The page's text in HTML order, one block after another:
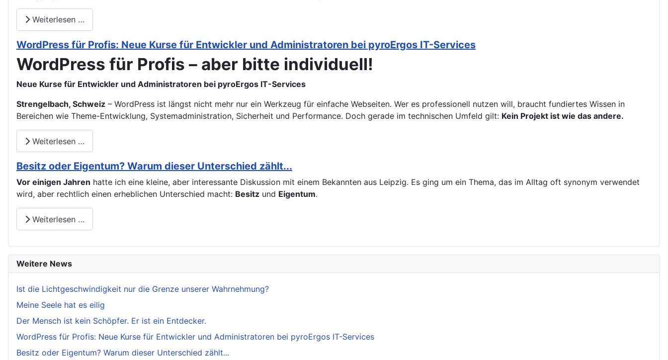
Weiterlesen …
WordPress für Profis: Neue Kurse für Entwickler und Administratoren bei pyroErgos IT-Services
WordPress für Profis – aber bitte individuell!
Neue Kurse für Entwickler und Administratoren bei pyroErgos IT-Services
Strengelbach, Schweiz – WordPress ist längst nicht mehr nur ein Werkzeug für einfache Webseiten. Wer es professionell nutzen will, braucht fundiertes Wissen in
Bereichen wie Theme-Entwicklung, Systemadministration, Sicherheit und Performance. Doch gerade im technischen Umfeld gilt: Kein Projekt ist wie das andere.
Weiterlesen …
Besitz oder Eigentum? Warum dieser Unterschied zählt...
Vor einigen Jahren hatte ich eine kleine, aber interessante Diskussion mit einem Bekannten aus Leipzig. Es ging um ein Thema, das im Alltag oft synonym verwendet
wird, aber rechtlich einen erheblichen Unterschied macht: Besitz und Eigentum.
Weiterlesen …
Weitere News
Ist die Lichtgeschwindigkeit nur die Grenze unserer Wahrnehmung?
Meine Seele hat es eilig
Der Mensch ist kein Schöpfer. Er ist ein Entdecker.
WordPress für Profis: Neue Kurse für Entwickler und Administratoren bei pyroErgos IT-Services
Besitz oder Eigentum? Warum dieser Unterschied zählt...